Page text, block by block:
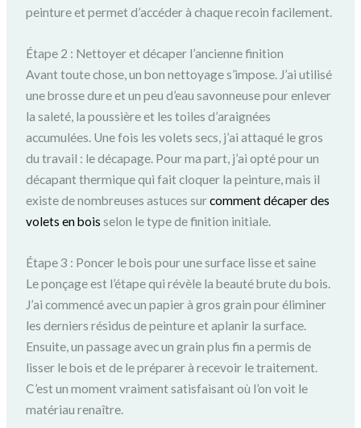
peinture et permet d’accéder à chaque recoin facilement.
Étape 2 : Nettoyer et décaper l’ancienne finition
Avant toute chose, un bon nettoyage s’impose. J’ai utilisé
une brosse dure et un peu d’eau savonneuse pour enlever
la saleté, la poussière et les toiles d’araignées
accumulées. Une fois les volets secs, j’ai attaqué le gros
du travail : le décapage. Pour ma part, j’ai opté pour un
décapant thermique qui fait cloquer la peinture, mais il
existe de nombreuses astuces surcomment décaper des
volets en bois selon le type de finition initiale.
Étape 3 : Poncer le bois pour une surface lisse et saine
Le ponçage est l’étape qui révèle la beauté brute du bois.
J’ai commencé avec un papier à gros grain pour éliminer
les derniers résidus de peinture et aplanir la surface.
Ensuite, un passage avec un grain plus fin a permis de
lisser le bois et de le préparer à recevoir le traitement.
C’est un moment vraiment satisfaisant où l’on voit le
matériau renaître.